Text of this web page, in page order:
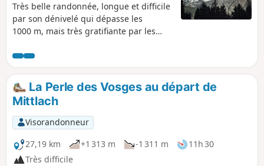
Très belle randonnée, longue et difficile
par son dénivelé qui dépasse les
1000 m, mais très gratifiante par les
chemins et sentiers dans les bois.
La Perle des Vosges au départ de
Mittlach
Visorandonneur
27,19 km
+1 313 m -1 311 m
11h 30
Très difficile